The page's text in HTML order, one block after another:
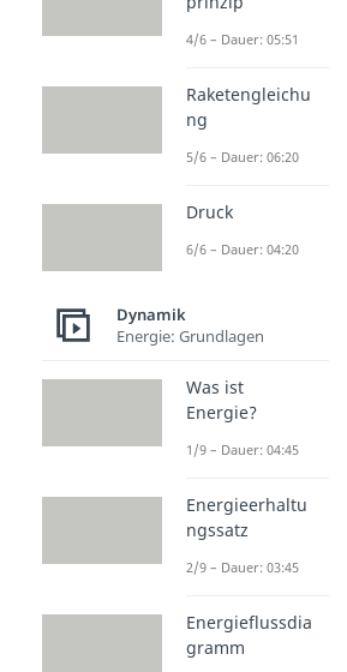
zur Videoseite:
Partikuläre
Beliebte
or
zur Videoseite:
Partikuläre
Lernen
4/6 – Dauer: 05:51
Raketengleichu
ng
5/6 – Dauer: 06:20
Druck
6/6 – Dauer: 04:20
Dynamik
Energie: Grundlagen
Was ist
Energie?
1/9 – Dauer: 04:45
Energieerhaltu
ngssatz
2/9 – Dauer: 03:45
Energieflussdia
gramm